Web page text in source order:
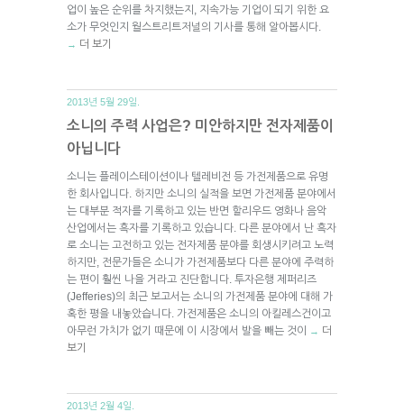
업이 높은 순위를 차지했는지, 지속가능 기업이 되기 위한 요
소가 무엇인지 월스트리트저널의 기사를 통해 알아봅시다.
→ 더 보기
2013년 5월 29일.
소니의 주력 사업은? 미안하지만 전자제품이
아닙니다
소니는 플레이스테이션이나 텔레비전 등 가전제품으로 유명
한 회사입니다. 하지만 소니의 실적을 보면 가전제품 분야에서
는 대부분 적자를 기록하고 있는 반면 할리우드 영화나 음악
산업에서는 흑자를 기록하고 있습니다. 다른 분야에서 난 흑자
로 소니는 고전하고 있는 전자제품 분야를 회생시키려고 노력
하지만, 전문가들은 소니가 가전제품보다 다른 분야에 주력하
는 편이 훨씬 나을 거라고 진단합니다. 투자은행 제퍼리즈
(Jefferies)의 최근 보고서는 소니의 가전제품 분야에 대해 가
혹한 평을 내놓았습니다. 가전제품은 소니의 아킬레스건이고
아무런 가치가 없기 때문에 이 시장에서 발을 빼는 것이
→ 더
보기
2013년 2월 4일.